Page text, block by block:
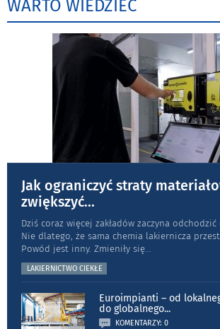
WARTO WIEDZIEĆ
Jak ograniczyć straty
zwiększyć...
Dziś coraz więcej zakładów zaczyna
Nie dlatego, że sama chemia lakiernicza
Powód jest inny. Zmieniły się...
LAKIERNICTWO CIEKŁE
Euroimpianti – od
do globalnego...
KOMENTARZY: 0